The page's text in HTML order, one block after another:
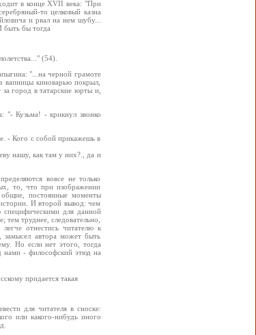
в конце XVII века: "При
то целковый казна
и рвал на нем шубу...
быть бы тогда
(54).
"...на черной грамоте
вапницы киноварью покрыл,
город в татарские юрты и,
"- Кузьма! - крикнул звонко
- Кого с собой прикажешь в
нашу, как там у них?., да и
вовсе не только
то, что при изображении
постоянные моменты
И второй вывод: чем
специфическими для данной
труднее, следовательно,
отнестись читателю к
замысел автора может быть
Но если нет этого, тогда
нами - философский этюд на
придается такая
для читателя в сноске:
или какого-нибудь иного